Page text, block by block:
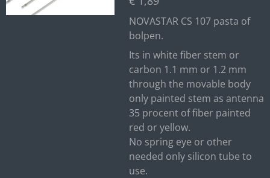
NOVASTAR CS 107 pasta of
bolpen.
Its in white fiber stem or
carbon 1.1 mm or 1.2 mm
through the movable body
only painted stem as antenna
35 procent of fiber painted
red or yellow.
No spring eye or other
needed only silicon tube to
use.